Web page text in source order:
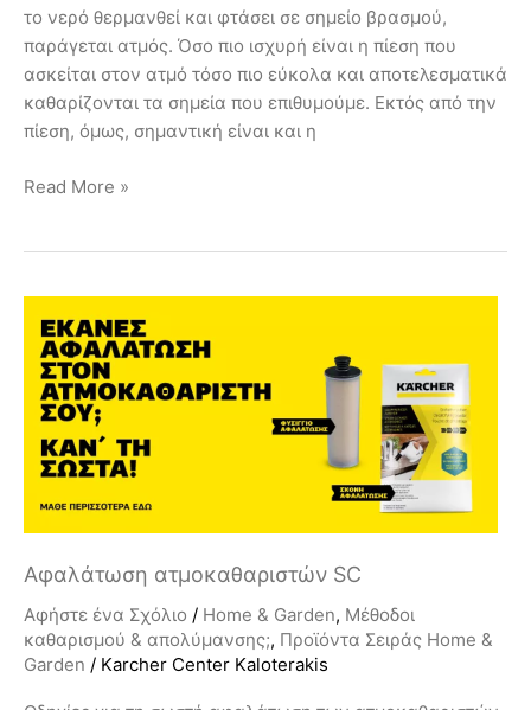
το νερό θερμανθεί και φτάσει σε σημείο βρασμού,
παράγεται ατμός. Όσο πιο ισχυρή είναι η πίεση που
ασκείται στον ατμό τόσο πιο εύκολα και αποτελεσματικά
καθαρίζονται τα σημεία που επιθυμούμε. Εκτός από την
πίεση, όμως, σημαντική είναι και η
Read More »
Αφαλάτωση ατμοκαθαριστών SC
Αφήστε ένα Σχόλιο / Home & Garden, Μέθοδοι
καθαρισμού & απολύμανσης;, Προϊόντα Σειράς Home &
Garden / Karcher Center Kaloterakis
ατμοκαθαριστών
SC